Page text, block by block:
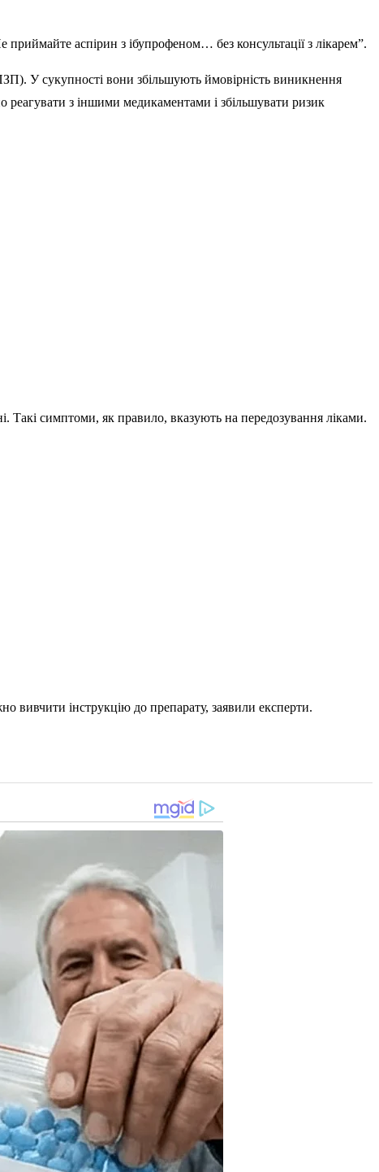
аспірин з ібупрофеном… без консультації з лікарем”.
У сукупності вони збільшують ймовірність виникнення
з іншими медикаментами і збільшувати ризик
Такі симптоми, як правило, вказують на передозування ліками.
вивчити інструкцію до препарату, заявили експерти.